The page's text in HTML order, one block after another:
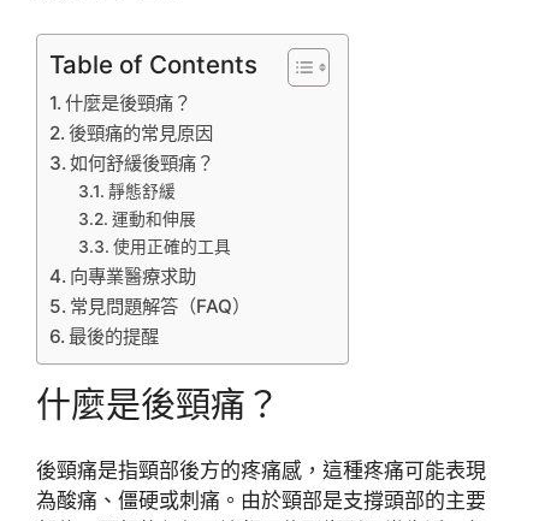
Table of Contents
什麼是後頸痛？
後頸痛的常見原因
如何舒緩後頸痛？
靜態舒緩
運動和伸展
使用正確的工具
向專業醫療求助
常見問題解答（FAQ）
最後的提醒
什麼是後頸痛？
後頸痛是指頸部後方的疼痛感，這種疼痛可能表現
為酸痛、僵硬或刺痛。由於頸部是支撐頭部的主要